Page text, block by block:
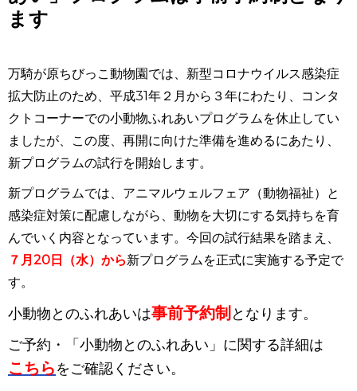
ます
万騎が原ちびっこ動物園では、新型コロナウイルス感染症
拡大防止のため、平成31年２月から３年にわたり、コンタ
クトコーナーでの小動物ふれあいプログラムを休止してい
ましたが、この度、再開に向けた準備を進めるにあたり、
新プログラムの試行を開始します。
新プログラムでは、アニマルウェルフェア（動物福祉）と
感染症対策に配慮しながら、動物を大切にする気持ちを育
んでいく内容となっています。今回の試行結果を踏まえ、
７月20日（水）から新プログラムを正式に実施する予定で
す。
小動物とのふれあいは事前予約制 となります。
ご予約・「小動物とのふれあい」に関する詳細は
こちらをご確認ください。